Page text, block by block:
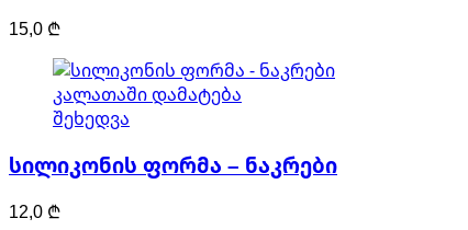
15,0 ₾
კალათაში დამატება
შეხედვა
სილიკონის ფორმა – ნაკრები
12,0 ₾